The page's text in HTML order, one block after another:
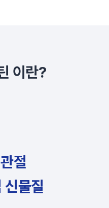
이란?
절
신물질